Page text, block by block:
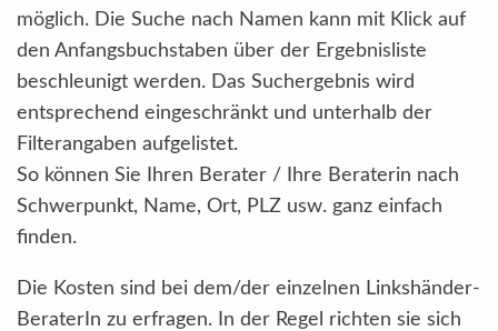
möglich. Die Suche nach Namen kann mit Klick auf
den Anfangsbuchstaben über der Ergebnisliste
beschleunigt werden. Das Suchergebnis wird
entsprechend eingeschränkt und unterhalb der
Filterangaben aufgelistet.
So können Sie Ihren Berater / Ihre Beraterin nach
Schwerpunkt, Name, Ort, PLZ usw. ganz einfach
finden.
Die Kosten sind bei dem/der einzelnen Linkshänder-
BeraterIn zu erfragen. In der Regel richten sie sich